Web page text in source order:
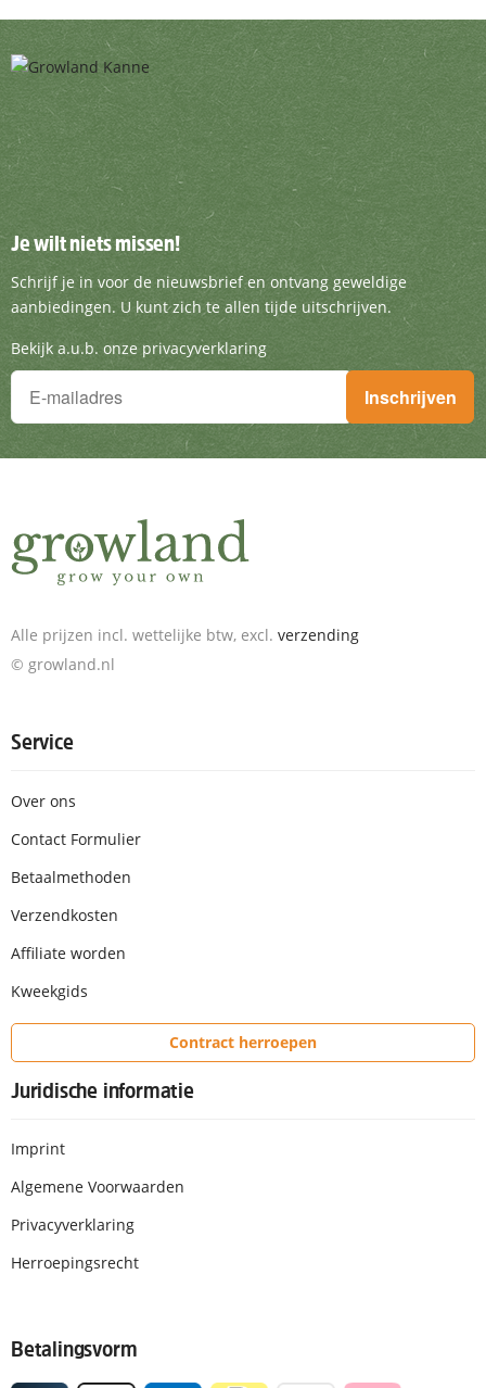
Je wilt niets missen!
Schrijf je in voor de nieuwsbrief en ontvang
Je wilt niets missen!
Schrijf je in voor de nieuwsbrief en ontvang geweldige
aanbiedingen. U kunt zich te allen tijde uitschrijven.
Bekijk a.u.b. onze privacyverklaring
Je wilt niets missen!
Schrijf je in voor de nieuwsbrief en ontvang geweldige
Inschrijven
Alle prijzen incl. wettelijke btw, excl. verzending
© growland.nl
Service
Over ons
Contact Formulier
Betaalmethoden
Verzendkosten
Affiliate worden
Kweekgids
Contract herroepen
Juridische informatie
Imprint
Algemene Voorwaarden
Privacyverklaring
Herroepingsrecht
Betalingsvorm